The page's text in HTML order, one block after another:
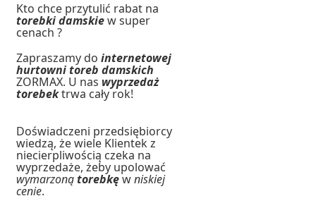
Kto chce przytulić rabat na
torebki damskiew super
cenach ?
Zapraszamy dointernetowej
hurtowni toreb damskich
ZORMAX. U nas wyprzedaż
torebektrwa cały rok!
Doświadczeni przedsiębiorcy
wiedzą, że wiele Klientek z
niecierpliwością czeka na
wyprzedaże, żeby upolować
wymarzonątorebkęwniskiej
cenie.